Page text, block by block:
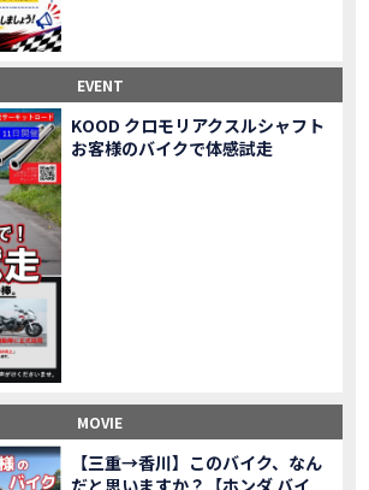
「ダックス125」新型レジャーバイク ダックス125を発売！
鈴鹿 オフロードスクール紹介
多数】三重県でバイクを探すなら！HondaDream松阪【ホンダ二輪車専門店】
】三重県でバイクを探すなら！HondaDream鈴鹿【ホンダ二輪車専門店】
」「400X」の仕様 を一部変更し発売!
ムツアラー「Gold Wing」 シリーズのカラーバリエーション を一部変更し発売!
ーモデル 「Rebel 250 S Edition」 に新色を追加し発表！
・ハンターカブ」 に新色を追加し発売！
EX Final Edition」「CB1100 RS Final Edition」を発売
125」に5速トランスミッションを採用した新エンジンを搭載し発売！
ーカブ C125」に環境性能を向上させた新エンジンを搭載し発売！
レポート】2021年 7月25日 敦賀ツーリング
」に受注期間限定のカラーリングを設定し発売！
「GB350 S」新型ロードスポーツモデル GB350・GB350 S を発売！
EVENT
KOOD クロモリアクスルシャフト
お客様のバイクで体感試走
MOVIE
【三重→香川】このバイク、なん